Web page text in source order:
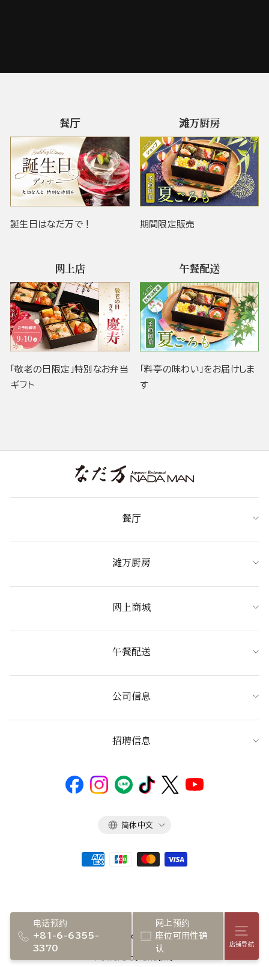
电话预约
+81-6-6355-
3370
网上预约
座位可用性确
认
店铺导航
餐厅
誕生日はなだ万で！
滩万厨房
期間限定販売
网上店
「敬老の日限定」特別なお弁当
ギフト
午餐配送
「料亭の味わい」をお届けしま
す
餐厅
滩万厨房
网上商城
午餐配送
公司信息
招聘信息
语
简体中文
Copyright 2026 NADAMAN inc.
Powerd by Shopify